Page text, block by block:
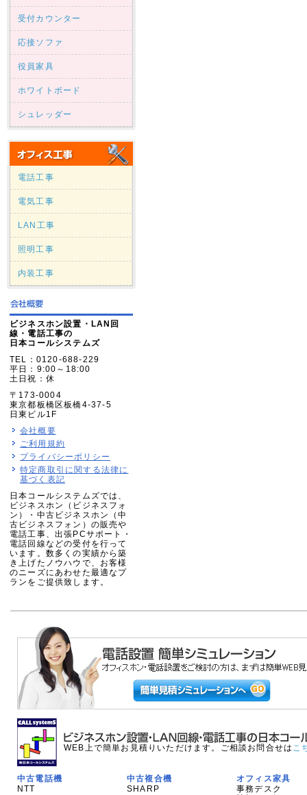
受付カウンター
応接ソファ
役員家具
ホワイトボード
シュレッダー
電話工事
電気工事
LAN工事
照明工事
内装工事
ビジネスホン設置・LAN回
線・電話工事の
日本コールシステムズ
TEL：0120-688-229
平日：9:00～18:00
土日祝：休
〒173-0004
東京都板橋区板橋4-37-5
日東ビル1F
会社概要
ご利用規約
プライバシーポリシー
特定商取引に関する法律に
基づく表記
日本コールシステムズでは、
ビジネスホン（ビジネスフォ
ン）・中古ビジネスホン（中
古ビジネスフォン）の販売や
電話工事、出張PCサポート・
電話回線などの受付を行って
います。数多くの実績から築
き上げたノウハウで、お客様
のニーズにあわせた最適なプ
ランをご提供致します。
WEB上で簡単お見積りいただけます。ご相談お問合せは こ
中古電話機
NTT
中古複合機
SHARP
オフィス家具
事務デスク